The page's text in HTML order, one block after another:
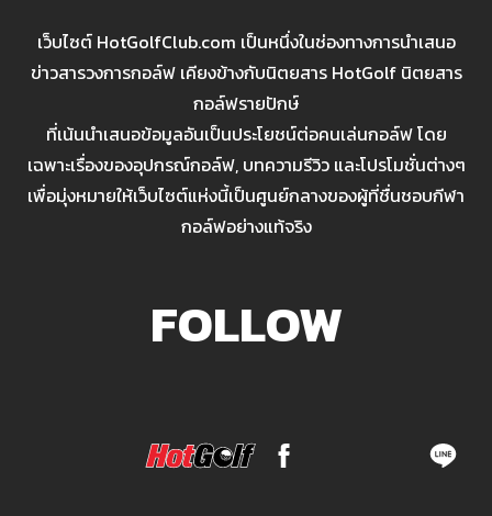
เว็บไซต์ HotGolfClub.com เป็นหนึ่งในช่องทางการนำเสนอ
ข่าวสารวงการกอล์ฟ เคียงข้างกับนิตยสาร HotGolf นิตยสาร
กอล์ฟรายปักษ์
ที่เน้นนำเสนอข้อมูลอันเป็นประโยชน์ต่อคนเล่นกอล์ฟ โดย
เฉพาะเรื่องของอุปกรณ์กอล์ฟ, บทความรีวิว และโปรโมชั่นต่างๆ
เพื่อมุ่งหมายให้เว็บไซต์แห่งนี้เป็นศูนย์กลางของผู้ที่ชื่นชอบกีฬา
กอล์ฟอย่างแท้จริง
FOLLOW